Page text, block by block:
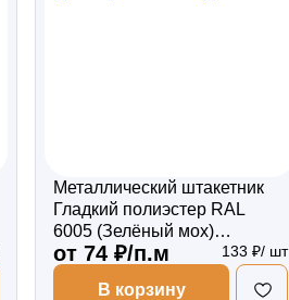
Металлический штакетник
Гладкий полиэстер RAL
6005 (Зелёный мох)
1800*87*0,45 односторонний
Фигурный
от 74 ₽/п.м 133 ₽/ шт
В корзину